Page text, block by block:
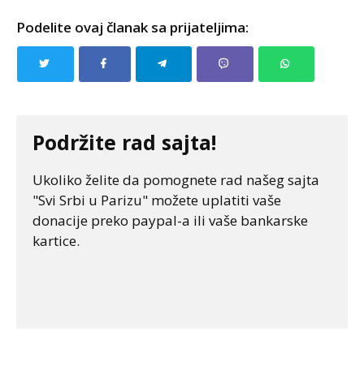
Podelite ovaj članak sa prijateljima:
Podržite rad sajta!
Ukoliko želite da pomognete rad našeg sajta
"Svi Srbi u Parizu" možete uplatiti vaše
donacije preko paypal-a ili vaše bankarske
kartice.